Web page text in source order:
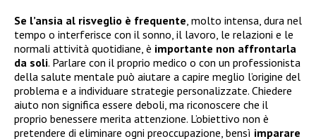
Se l’ansia al risveglio è frequente , molto intensa, dura nel
tempo o interferisce con il sonno, il lavoro, le relazioni e le
normali attività quotidiane, è importante non affrontarla
da soli. Parlare con il proprio medico o con un professionista
della salute mentale può aiutare a capire meglio l’origine del
problema e a individuare strategie personalizzate. Chiedere
aiuto non significa essere deboli, ma riconoscere che il
proprio benessere merita attenzione. L’obiettivo non è
pretendere di eliminare ogni preoccupazione, bensì imparare